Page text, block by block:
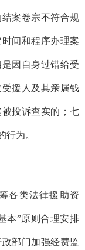
案卷宗不符合规
间和程序办理案
因自身过错给受
援人及其亲属钱
投诉查实的；七
行为。
各类法律援助资
本”原则合理安排
部门加强经费监